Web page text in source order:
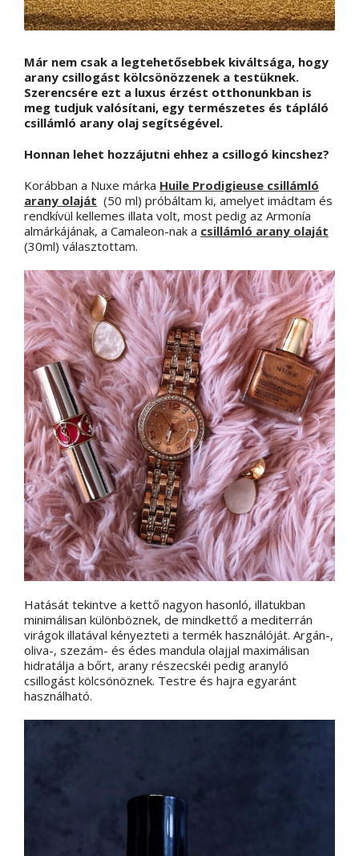
Már nem csak a legtehetősebbek kiváltsága, hogy
arany csillogást kölcsönözzenek a testüknek.
Szerencsére ezt a luxus érzést otthonunkban is
meg tudjuk valósítani, egy természetes és tápláló
csillámló arany olaj segítségével.
Honnan lehet hozzájutni ehhez a csillogó kincshez?
Korábban a Nuxe márka Huile Prodigieuse csillámló
arany olaját (50 ml) próbáltam ki, amelyet imádtam és
rendkívül kellemes illata volt, most pedig az Armonía
almárkájának, a Camaleon-nak a csillámló arany olaját
(30ml) választottam.
Hatását tekintve a kettő nagyon hasonló, illatukban
minimálisan különböznek, de mindkettő a mediterrán
virágok illatával kényezteti a termék használóját. Argán-,
oliva-, szezám- és édes mandula olajjal maximálisan
hidratálja a bőrt, arany részecskéi pedig aranyló
csillogást kölcsönöznek. Testre és hajra egyaránt
használható.